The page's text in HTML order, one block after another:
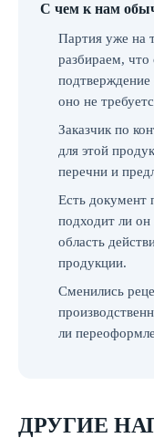
С чем к нам
Партия уже на
разбираем,
подтверждение
оно не
Заказчик по
для этой
перечни и
Есть документ
подходит ли
область
продукции.
Сменились
ли
ДРУГИЕ